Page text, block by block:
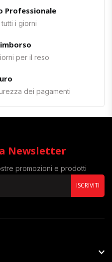
Professionale
i giorni
per il reso
dei pagamenti
Newsletter
promozioni e prodotti
ISCRIVITI